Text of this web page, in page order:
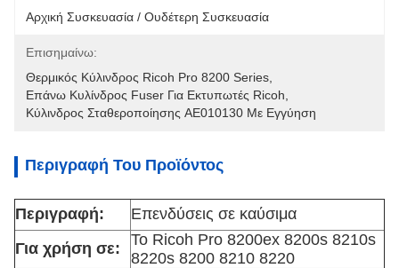
Αρχική Συσκευασία / Ουδέτερη Συσκευασία
Επισημαίνω:
Θερμικός Κύλινδρος Ricoh Pro 8200 Series
Επάνω Κυλίνδρος Fuser Για Εκτυπωτές Ricoh
Κύλινδρος Σταθεροποίησης AE010130 Με Εγγύηση
Περιγραφή Του Προϊόντος
Περιγραφή:
Επενδύσεις σε καύσιμα
Για χρήση σε:
Το Ricoh Pro 8200ex 8200s 8210s
8220s 8200 8210 8220